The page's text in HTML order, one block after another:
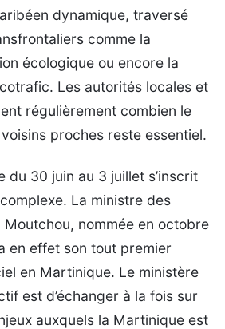
dynamique, traversé
comme la
écologique ou encore la
Les autorités locales et
régulièrement combien le
proches reste essentiel.
du 30 juin au 3 juillet s’inscrit
La ministre des
Moutchou, nommée en octobre
en effet son tout premier
en Martinique. Le ministère
est d’échanger à la fois sur
auxquels la Martinique est